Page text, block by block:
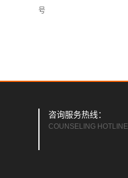
号
咨询服务热线：
COUNSELING HOTLINE